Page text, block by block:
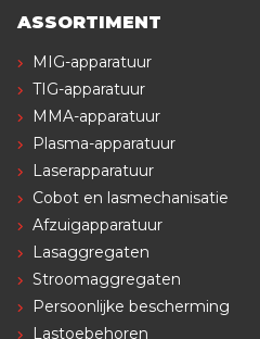
ASSORTIMENT
MIG-apparatuur
TIG-apparatuur
MMA-apparatuur
Plasma-apparatuur
Laserapparatuur
Cobot en lasmechanisatie
Afzuigapparatuur
Lasaggregaten
Stroomaggregaten
Persoonlijke bescherming
Lastoebehoren